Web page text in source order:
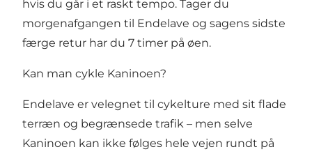
hvis du går i et raskt tempo. Tager du
morgenafgangen til Endelave og sagens sidste
færge retur har du 7 timer på øen.
Kan man cykle Kaninoen?
Endelave er velegnet til cykelture med sit flade
terræn og begrænsede trafik – men selve
Kaninoen kan ikke følges hele vejen rundt på